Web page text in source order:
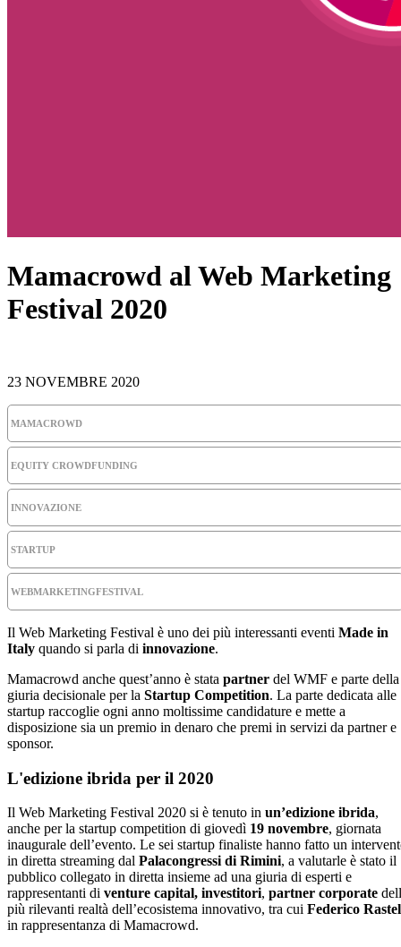
Mamacrowd al Web Marketing
Festival 2020
23 NOVEMBRE 2020
MAMACROWD
EQUITY CROWDFUNDING
INNOVAZIONE
STARTUP
WEBMARKETINGFESTIVAL
Il Web Marketing Festival è uno dei più interessanti eventi Made in
Italy quando si parla di innovazione.
Mamacrowd anche quest’anno è stata partner del WMF e parte della
giuria decisionale per la Startup Competition. La parte dedicata alle
startup raccoglie ogni anno moltissime candidature e mette a
disposizione sia un premio in denaro che premi in servizi da partner e
sponsor.
L'edizione ibrida per il 2020
Il Web Marketing Festival 2020 si è tenuto in un’edizione ibrida,
anche per la startup competition di giovedì 19 novembre, giornata
inaugurale dell’evento. Le sei startup finaliste hanno fatto un
in diretta streaming dal Palacongressi di Rimini, a valutarle è stato il
pubblico collegato in diretta insieme ad una giuria di esperti e
rappresentanti di venture capital, investitori, partner corporate
più rilevanti realtà dell’ecosistema innovativo, tra cui Federico
in rappresentanza di Mamacrowd.